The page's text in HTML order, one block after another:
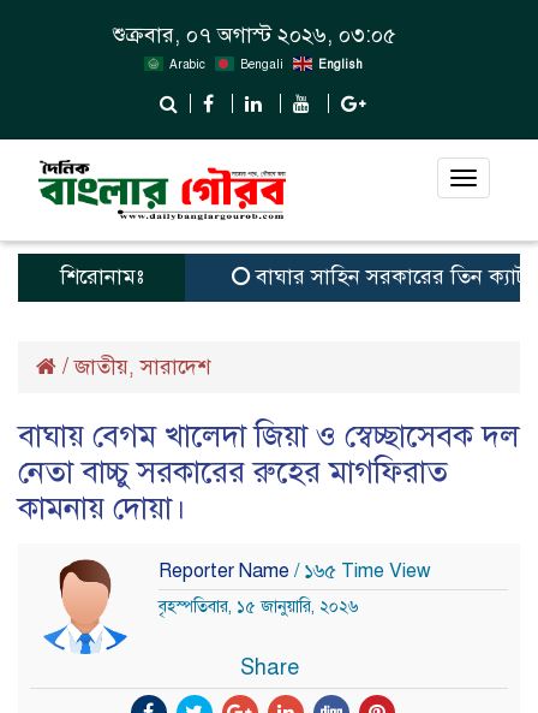
শুক্রবার, ০৭ অগাস্ট ২০২৬, ০৩:০৫
Arabic Bengali English
Toggle
শিরোনামঃ বাঘার সাহিন সরকারের তিন
/জাতীয়,সারাদেশ
বাঘায় বেগম খালেদা জিয়া ও স্বেচ্ছাসেবক দল
নেতা বাচ্চু সরকারের রুহের মাগফিরাত
কামনায় দোয়া।
Reporter Name / ১৬৫ Time View
বৃহস্পতিবার, ১৫ জানুয়ারি, ২০২৬
Share